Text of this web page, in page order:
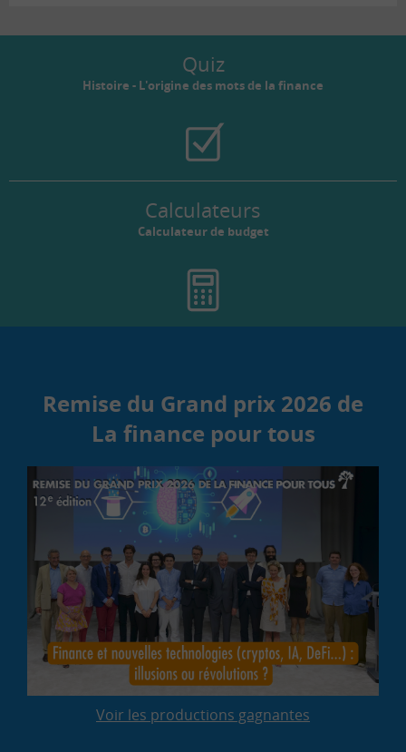
Quiz
Histoire - L'origine des mots de la finance
Calculateurs
Calculateur de budget
Remise du Grand prix 2026 de
La finance pour tous
Voir les productions gagnantes